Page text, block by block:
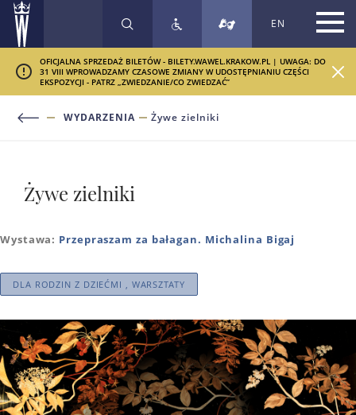
SZUKAJ EN
OFICJALNA SPRZEDAŻ BILETÓW - BILETY.WAWEL.KRAKOW.PL | UWAGA: DO
31 VIII WPROWADZAMY CZASOWE ZMIANY W UDOSTĘPNIANIU CZĘŚCI
EKSPOZYCJI - PATRZ „ZWIEDZANIE/CO ZWIEDZAĆ”
WYDARZENIA Żywe zielniki
Żywe zielniki
Wystawa: Przepraszam za bałagan. Michalina Bigaj
DLA RODZIN Z DZIEĆMI , WARSZTATY